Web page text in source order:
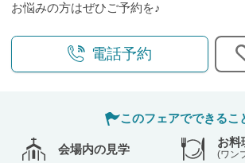
お悩みの方はぜひご予約を♪
電話予約
このフェアでできるこ
会場内の見学
お料
(ワン